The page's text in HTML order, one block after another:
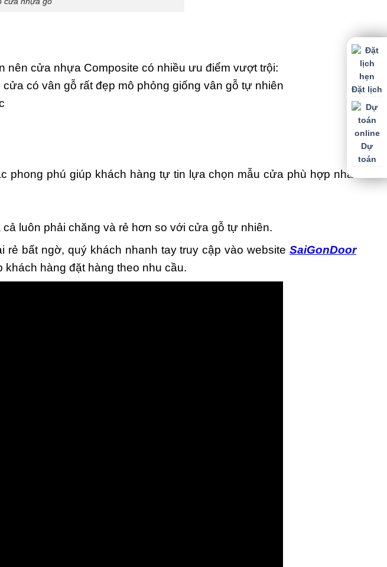
cửa nhựa Composite có nhiều ưu điểm vượt trội:
có vân gỗ rất đẹp mô phỏng giống vân gỗ tự nhiên
phú giúp khách hàng tự tin lựa chọn mẫu cửa phù hợp nhất
luôn phải chăng và rẻ hơn so với cửa gỗ tự nhiên.
bất ngờ, quý khách nhanh tay truy cập vào website SaiGonDoor
hàng đặt hàng theo nhu cầu.
Đặt lịch
Dự
toán